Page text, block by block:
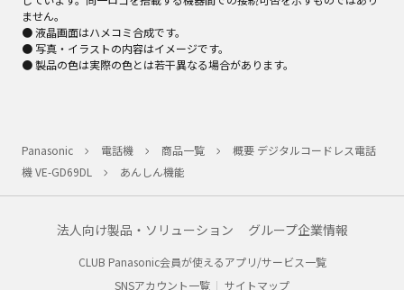
ません。
● 液晶画面はハメコミ合成です。
● 写真・イラストの内容はイメージです。
● 製品の色は実際の色とは若干異なる場合があります。
Panasonic 電話機 商品一覧
概要 デジタルコードレス電話
機 VE-GD69DL
あんしん機能
法人向け製品・ソリューション グループ企業情報
CLUB Panasonic会員が使えるアプリ/サービス一覧
SNSアカウント一覧
サイトマップ